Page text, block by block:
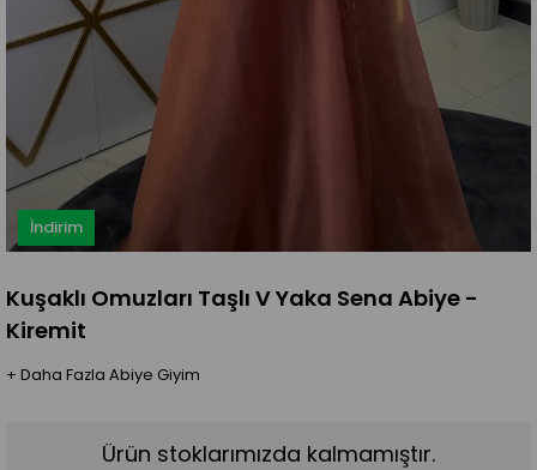
İndirim
Kuşaklı Omuzları Taşlı V Yaka Sena Abiye -
Kiremit
+ Daha Fazla Abiye Giyim
Ürün stoklarımızda kalmamıştır.